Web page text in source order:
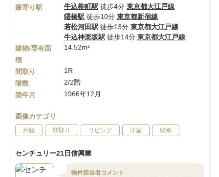
最寄り駅
牛込柳町駅 徒歩4分 東京都大江戸線
曙橋駅 徒歩10分 東京都新宿線
若松河田駅 徒歩13分 東京都大江戸線
牛込神楽坂駅 徒歩14分 東京都大江戸線
建物/専有面
積
14.52m²
間取り
1R
階数
2/2階
築年月
1966年12月
画像カテゴリ
外観 間取り リビング 洋室 収納
センチュリー21日信興業
物件担当者コメント